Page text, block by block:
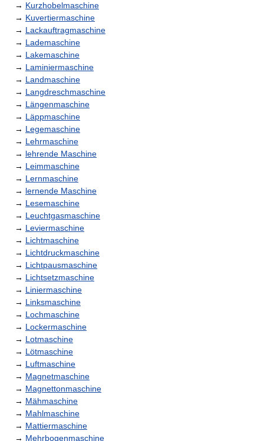
→ Kurzhobelmaschine
→ Kuvertiermaschine
→ Lackauftragmaschine
→ Lademaschine
→ Lakemaschine
→ Laminiermaschine
→ Landmaschine
→ Langdreschmaschine
→ Längenmaschine
→ Läppmaschine
→ Legemaschine
→ Lehrmaschine
→ lehrende Maschine
→ Leimmaschine
→ Lernmaschine
→ lernende Maschine
→ Lesemaschine
→ Leuchtgasmaschine
→ Leviermaschine
→ Lichtmaschine
→ Lichtdruckmaschine
→ Lichtpausmaschine
→ Lichtsetzmaschine
→ Liniermaschine
→ Linksmaschine
→ Lochmaschine
→ Lockermaschine
→ Lotmaschine
→ Lötmaschine
→ Luftmaschine
→ Magnetmaschine
→ Magnettonmaschine
→ Mähmaschine
→ Mahlmaschine
→ Mattiermaschine
→ Mehrbogenmaschine